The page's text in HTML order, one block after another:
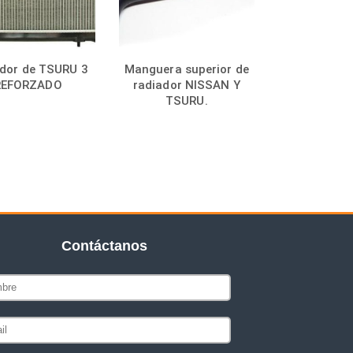
de TSURU 3
Manguera superior de
radiador NISSAN Y
TSURU.
Contáctanos